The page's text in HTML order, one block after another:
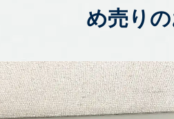
め売り